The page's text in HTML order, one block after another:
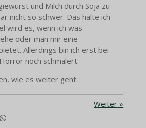
und Milch durch Soja zu
nicht so schwer. Das halte ich
wird es, wenn ich was
oder man mir eine
Allerdings bin ich erst bei
noch schmälert.
wie es weiter geht.
Weiter »
T